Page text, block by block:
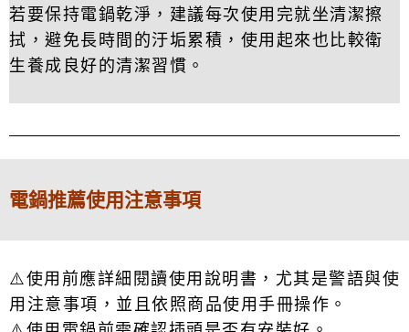
若要保持電鍋乾淨，建議每次使用完就坐清潔擦
拭，避免長時間的汙垢累積，使用起來也比較衛
生養成良好的清潔習慣。
電鍋推薦使用注意事項
⚠️使用前應詳細閱讀使用說明書，尤其是警語與使
用注意事項，並且依照商品使用手冊操作。